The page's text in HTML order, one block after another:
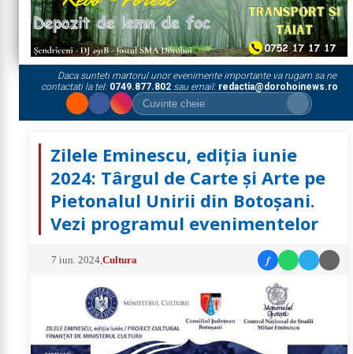
Daca sunteti martorul unor evenimente importante va rugam sa ne
contactati la tel: 0749.877.802sau email: redactia@dorohoinews.ro
Zilele Eminescu, ediția iunie
2024: Târgul de Carte și Arte pe
Pietonalul Unirii din Botoșani.
Vezi programul evenimentelor
7 iun. 2024 ,Cultura f